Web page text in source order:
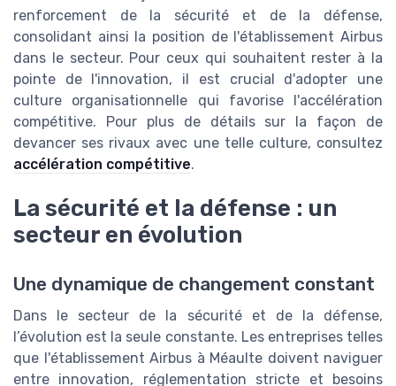
renforcement de la sécurité et de la défense,
consolidant ainsi la position de l'établissement Airbus
dans le secteur. Pour ceux qui souhaitent rester à la
pointe de l'innovation, il est crucial d'adopter une
culture organisationnelle qui favorise l'accélération
compétitive. Pour plus de détails sur la façon de
devancer ses rivaux avec une telle culture, consultez
accélération compétitive.
La sécurité et la défense : un
secteur en évolution
Une dynamique de changement constant
Dans le secteur de la sécurité et de la défense,
l’évolution est la seule constante. Les entreprises telles
que l'établissement Airbus à Méaulte doivent naviguer
entre innovation, réglementation stricte et besoins